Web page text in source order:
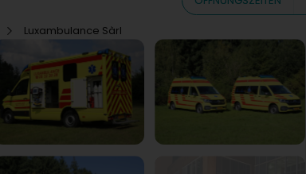
Luxambulance Sàrl